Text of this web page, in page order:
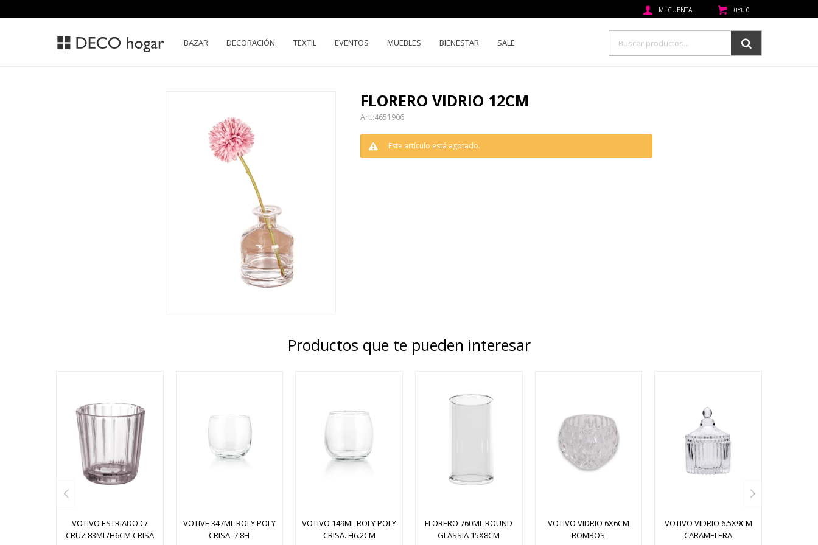
BAZAR DECORACIÓN TEXTIL EVENTOS MUEBLES BIENESTAR SALE
UYU 0
FLORERO VIDRIO 12CM
4651906
Este artículo está agotado.
Productos que te pueden interesar
VOTIVO ESTRIADO C/
CRUZ 83ML/H6CM CRISA
VOTIVE 347ML ROLY POLY
CRISA. 7.8H
VOTIVO 149ML ROLY POLY
CRISA. H6.2CM
FLORERO 760ML ROUND
GLASSIA 15X8CM
VOTIVO VIDRIO 6X6CM
ROMBOS
VOTIVO VIDRIO 6.5X9CM
CARAMELERA